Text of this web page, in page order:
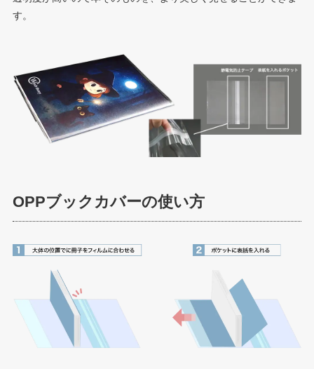
す。
OPPブックカバーの使い方